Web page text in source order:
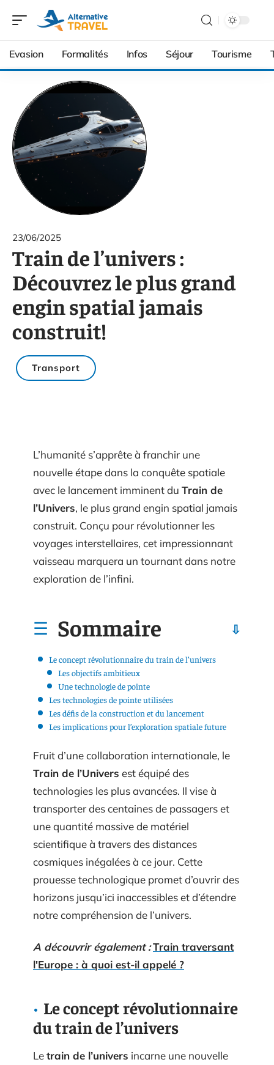
Evasion Formalités Infos Séjour Tourisme
23/06/2025
Train de l’univers :
Découvrez le plus grand
engin spatial jamais
construit!
Transport
L’humanité s’apprête à franchir une
nouvelle étape dans la conquête spatiale
avec le lancement imminent du Train de
l’Univers, le plus grand engin spatial jamais
construit. Conçu pour révolutionner les
voyages interstellaires, cet impressionnant
vaisseau marquera un tournant dans notre
exploration de l’infini.
Sommaire
Le concept révolutionnaire du train de l’univers
Les objectifs ambitieux
Une technologie de pointe
Les technologies de pointe utilisées
Les défis de la construction et du lancement
Les implications pour l’exploration spatiale future
Fruit d’une collaboration internationale, le
Train de l’Univers est équipé des
technologies les plus avancées. Il vise à
transporter des centaines de passagers et
une quantité massive de matériel
scientifique à travers des distances
cosmiques inégalées à ce jour. Cette
prouesse technologique promet d’ouvrir des
horizons jusqu’ici inaccessibles et d’étendre
notre compréhension de l’univers.
A découvrir également :Train traversant
l'Europe : à quoi est-il appelé ?
Le concept révolutionnaire
du train de l’univers
Letrain de l’univers incarne une nouvelle